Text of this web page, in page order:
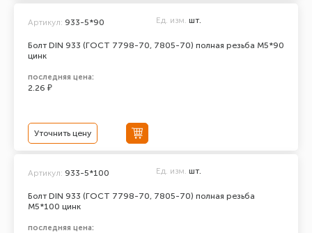
Болт DIN 933 (ГОСТ 7798-70, 7805-70) полная резьба М5*90
цинк
Артикул: 933-5*90 Ед. изм. шт.
последняя цена:
2.26 ₽
Уточнить цену
Болт DIN 933 (ГОСТ 7798-70, 7805-70) полная резьба
М5*100 цинк
Артикул: 933-5*100 Ед. изм. шт.
последняя цена: